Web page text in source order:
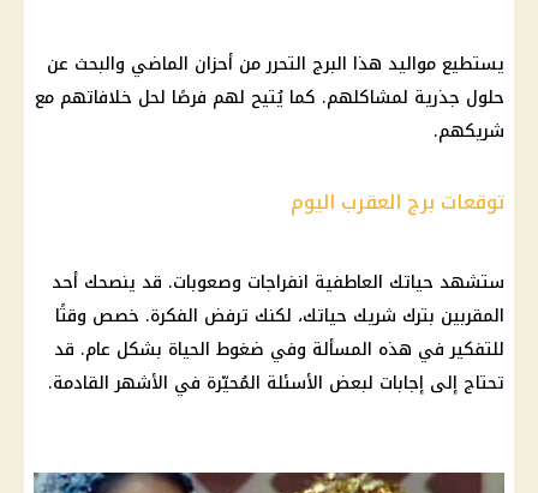
يستطيع مواليد هذا البرج التحرر من أحزان الماضي والبحث عن
حلول جذرية لمشاكلهم. كما يُتيح لهم فرصًا لحل خلافاتهم مع
شريكهم.
توقعات برج العقرب اليوم
ستشهد حياتك العاطفية انفراجات وصعوبات. قد ينصحك أحد
المقربين بترك شريك حياتك، لكنك ترفض الفكرة. خصص وقتًا
للتفكير في هذه المسألة وفي ضغوط الحياة بشكل عام. قد
تحتاج إلى إجابات لبعض الأسئلة المُحيّرة في الأشهر القادمة.